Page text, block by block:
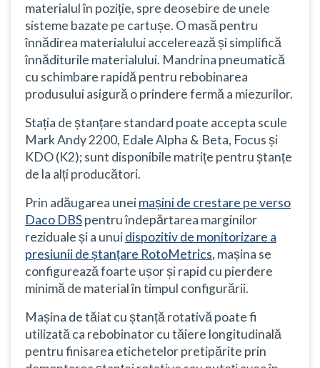
materialul în poziție, spre deosebire de unele
sisteme bazate pe cartușe. O masă pentru
înnădirea materialului accelerează și simplifică
înnăditurile materialului. Mandrina pneumatică
cu schimbare rapidă pentru rebobinarea
produsului asigură o prindere fermă a miezurilor.
Stația de ștanțare standard poate accepta scule
Mark Andy 2200, Edale Alpha & Beta, Focus și
KDO (K2); sunt disponibile matrițe pentru ștanțe
de la alți producători.
Prin adăugarea uneimașini de crestare pe verso
Daco DBSpentru îndepărtarea marginilor
reziduale și a unuidispozitiv de monitorizare a
presiunii de ștanțare RotoMetrics, mașina se
configurează foarte ușor și rapid cu pierdere
minimă de material în timpul configurării.
Mașina de tăiat cu ștanță rotativă poate fi
utilizată ca rebobinator cu tăiere longitudinală
pentru finisarea etichetelor pretipărite prin